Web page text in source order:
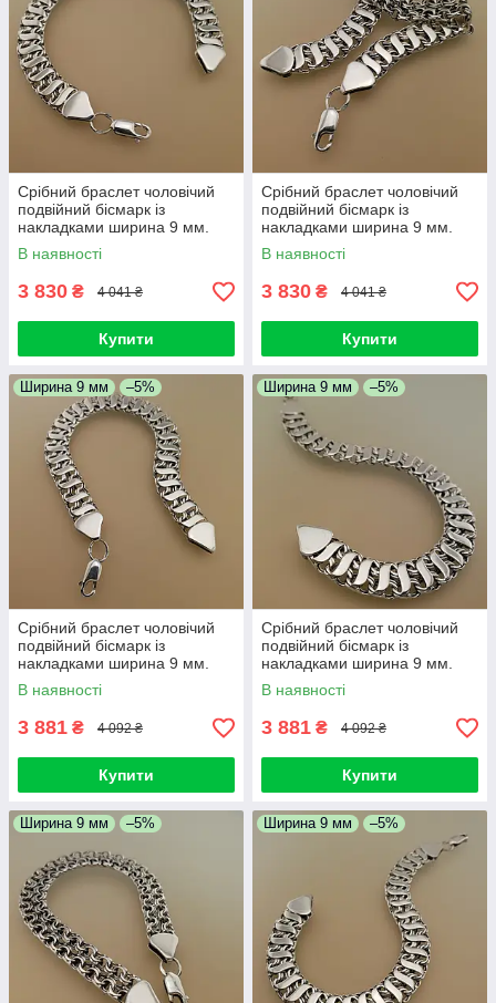
Срібний браслет чоловічий
подвійний бісмарк із
накладками ширина 9 мм.
Браслет срібний чоловічий на
руки. 18 см
В наявності
3 830 ₴ 4 041 ₴
Купити
Срібний браслет чоловічий
подвійний бісмарк із
накладками ширина 9 мм.
Браслет срібний чоловічий на
руки. 18,5 см
В наявності
3 830 ₴ 4 041 ₴
Купити
Ширина 9 мм –5%
Срібний браслет чоловічий
подвійний бісмарк із
накладками ширина 9 мм.
Браслет срібний чоловічий на
руки. 19 см
В наявності
3 881 ₴ 4 092 ₴
Купити
Ширина 9 мм –5%
Срібний браслет чоловічий
подвійний бісмарк із
накладками ширина 9 мм.
Браслет срібний чоловічий на
руки. 19,5 см
В наявності
3 881 ₴ 4 092 ₴
Купити
Ширина 9 мм –5% Ширина 9 мм –5%